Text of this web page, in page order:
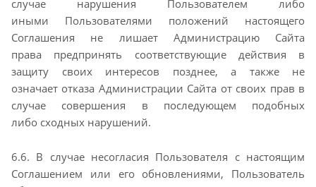
случае нарушения Пользователем либо
иными Пользователями положений настоящего
Соглашения не лишает Администрацию Сайта
права предпринять соответствующие действия в
защиту своих интересов позднее, а также не
означает отказа Администрации Сайта от своих прав в
случае совершения в последующем подобных
либо сходных нарушений.
6.6. В случае несогласия Пользователя с настоящим
Соглашением или его обновлениями, Пользователь